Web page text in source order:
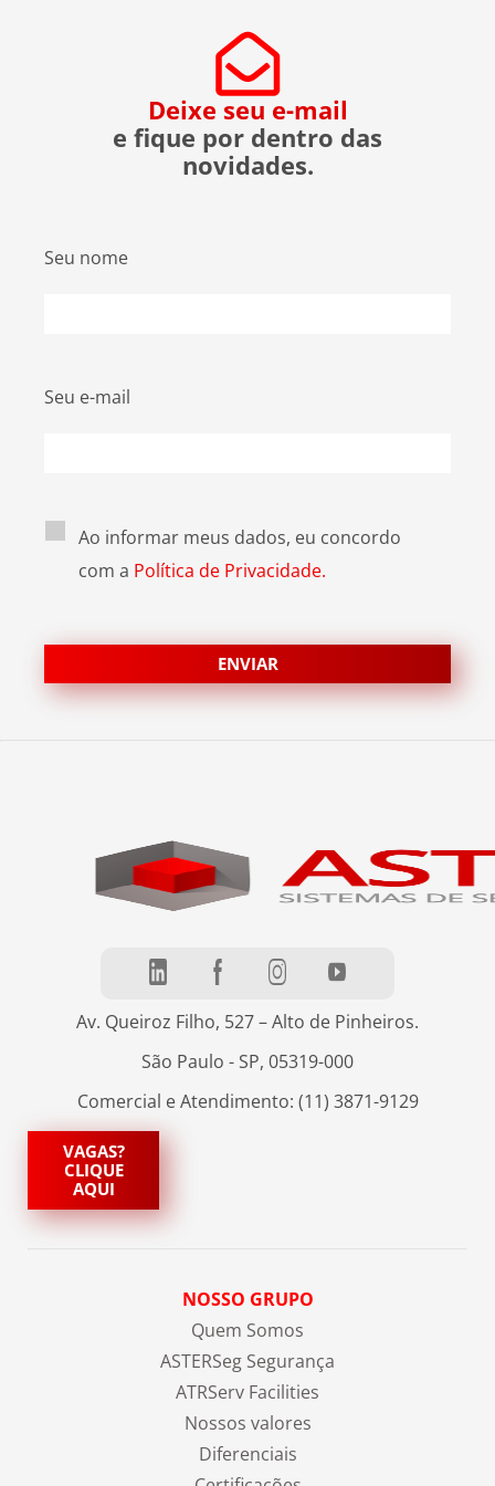
Deixe seu e-mail
e fique por dentro das
novidades.
Seu nome
Seu e-mail
Ao informar meus dados, eu concordo
com a Política de Privacidade.
Av. Queiroz Filho, 527 – Alto de Pinheiros.
São Paulo - SP, 05319-000
Comercial e Atendimento: (11) 3871-9129
VAGAS?
CLIQUE
AQUI
NOSSO GRUPO
Quem Somos
ASTERSeg Segurança
ATRServ Facilities
Nossos valores
Diferenciais